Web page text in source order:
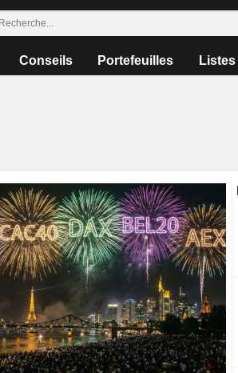
Conseils Portefeuilles Listes